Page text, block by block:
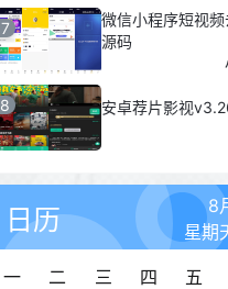
7
微信小程序短视
源码
8
安卓荐片影视
日历
8
星期
一 二 三 四 五